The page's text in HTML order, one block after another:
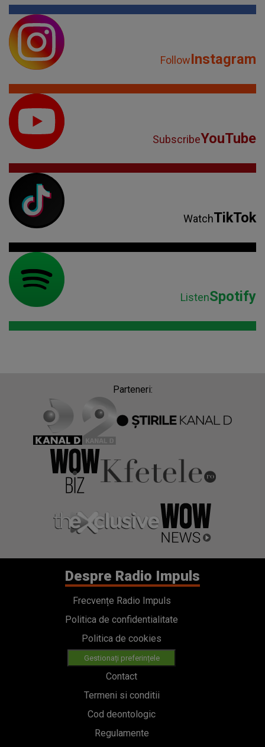
FollowInstagram
SubscribeYouTube
WatchTikTok
ListenSpotify
Parteneri:
Despre Radio Impuls
Frecvențe Radio Impuls
Politica de confidentialitate
Politica de cookies
Gestionați preferințele
Contact
Termeni si conditii
Cod deontologic
Regulamente